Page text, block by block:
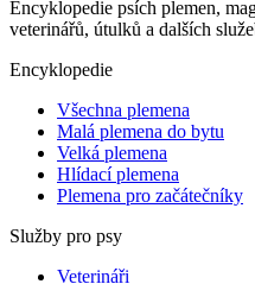
Encyklopedie psích plemen,
veterinářů, útulků a dalších
Encyklopedie
Všechna plemena
Malá plemena do bytu
Velká plemena
Hlídací plemena
Plemena pro začátečníky
Služby pro psy
Veterináři